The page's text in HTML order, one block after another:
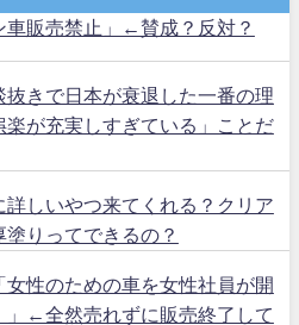
車販売禁止」←賛成？反対？
抜きで日本が衰退した一番の理
楽が充実しすぎている」ことだ
詳しいやつ来てくれる？クリア
塗りってできるの？
女性のための車を女性社員が開
」←全然売れずに販売終了して